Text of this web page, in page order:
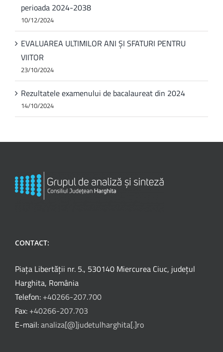
perioada 2024-2038
10/12/2024
EVALUAREA ULTIMILOR ANI ȘI SFATURI PENTRU
VIITOR
23/10/2024
Rezultatele examenului de bacalaureat din 2024
14/10/2024
CONTACT:
Piața Libertății nr. 5., 530140 Miercurea Ciuc, județul
Harghita, România
Telefon: +40266-207.700
Fax: +40266-207.703
E-mail:analiza[@]judetulharghita[.]ro